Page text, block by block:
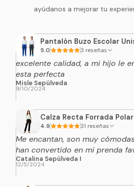
ayúdanos a mejorar tu
Pantalón Buzo Escolar
5.0 3 reseñas
excelente calidad, a mi hijo le
esta perfecta
Misle Sepúlveda
9/10/2024
Calza Recta Forrada Polar
4.9 31 reseñas
Me encantan, son muy
han convertido en mi prenda
Catalina Sepúlveda I
12/5/2024